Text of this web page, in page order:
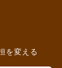
を変える